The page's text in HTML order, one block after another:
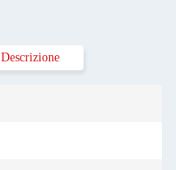
Descrizione